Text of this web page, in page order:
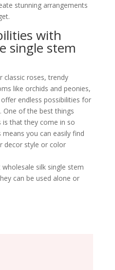
stunning arrangements
with
single stem
classic roses, trendy
like orchids and peonies,
endless possibilities for
One of the best things
is that they come in so
you can easily find
decor style or color
silk single stem
can be used alone or